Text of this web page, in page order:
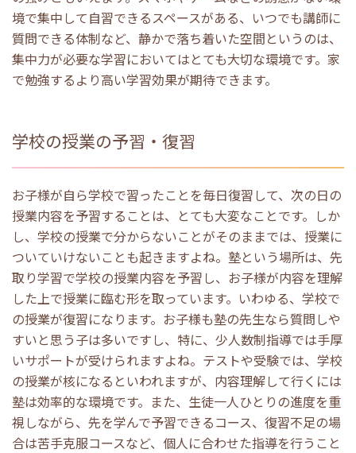
境で集中して自習できるスペースがある、いつでも講師に
質問できる体制など、静かで落ち着いた空間というのは、
集中力が必要な学習においてはとても大切な環境です。家
で勉強するより高い学習効果が期待できます。
学校の授業の予習・復習
お子様が自ら学校で習ったことを毎日復習して、次の日の
授業内容を予習することは、とても大変なことです。しか
し、学校の授業で分からないことがそのままでは、授業に
ついていけないことも起きますよね。塾という場所は、先
取り学習で学校の授業内容を予習し、お子様が内容を理解
した上で授業に臨む形を取っています。いわゆる、学校で
の授業が復習になります。お子様も塾の先生なら質問しや
すいと思う子は多いですし、特に、少人数制指導では手厚
いサポートが受けられますよね。テストや受験では、学校
の授業が核になるといわれますが、内容理解して行くには
塾は効率的な環境です。また、生徒一人ひとりの進度を重
視しながら、先を学んで予習できるコース、復習不足の場
合は苦手克服コースなど、個人に合わせた指導を行うこと